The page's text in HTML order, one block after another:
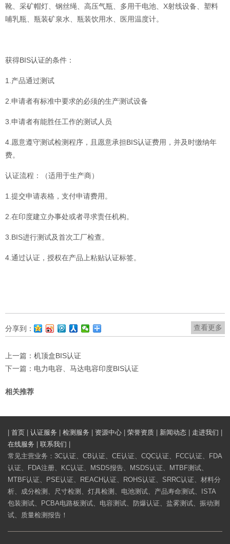
靴、采矿帽灯、钢丝绳、高压气瓶、多用干电池、X射线设备、塑料
哺乳瓶、瓶装矿泉水、瓶装饮用水、医用温度计。
获得BIS认证的条件：
1.产品通过测试
2.申请者有标准中要求的必须的生产测试设备
3.申请者有能胜任工作的测试人员
4.愿意遵守测试检测程序，且愿意承担BIS认证费用，并及时缴纳年
费。
认证流程：（适用于生产商）
1.提交申请表格，支付申请费用。
2.在印度建立办事处或者寻求责任机构。
3.BIS进行测试及首次工厂检查。
4.通过认证，授权在产品上粘贴认证标签。
查看更多
分享到：
上一篇： 机顶盒BIS认证
下一篇： 电力电容、马达电容印度BIS认证
相关推荐
首页 认证服务 检测服务 资源中心 荣誉资质 新闻动态 走进我们
在线服务
联系我们
常见主营业务：3C认证、CB认证、CE认证、CQC认证、FCC认证、FDA
认证、FDA注册、KC认证、MSDS报告、MSDS认证、MTBF测试、
MTBF认证、PSE认证、REACH认证、ROHS认证、SRRC认证、材料分
析、成分检测、尺寸检测、灯具检测、电池测试、产品寿命测试、ISTA
包装测试、PCBA电路板测试、电容测试、防爆认证、盐雾测试、振动测
试、质量检测报告！